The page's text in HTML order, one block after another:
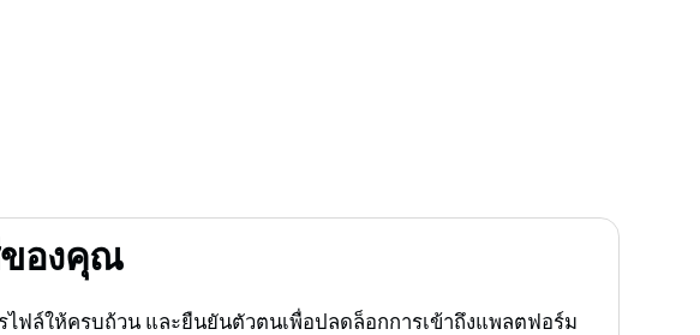
องคุณ
ฟล์ให้ครบถ้วน และยืนยันตัวตนเพื่อปลดล็อกการเข้าถึงแพลตฟอร์ม